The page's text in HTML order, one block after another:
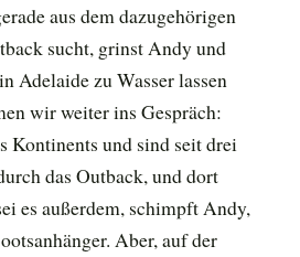
aus dem dazugehörigen
sucht, grinst Andy und
Adelaide zu Wasser lassen
wir weiter ins Gespräch:
Kontinents und sind seit drei
das Outback, und dort
es außerdem, schimpft Andy,
Aber, auf der